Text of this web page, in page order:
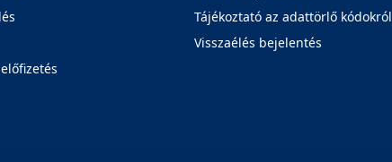
Tájékoztató az adattörlő kódokról
Visszaélés bejelentés